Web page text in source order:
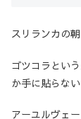
スリランカの
ゴツコラとい
か手に貼らな
アーユルヴェ